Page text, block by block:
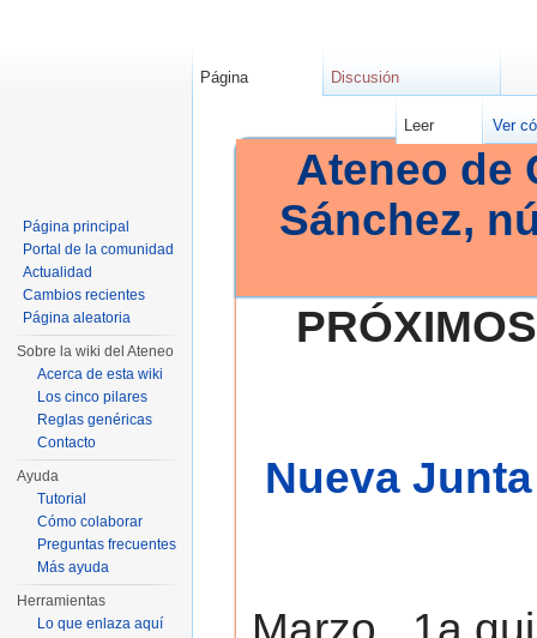
Ateneo de
Sánchez,
Nueva
Página Discusión
Leer Ver
Página principal
Portal de la comunidad
Actualidad
Cambios recientes
Página aleatoria
Sobre la wiki del Ateneo
Acerca de esta wiki
Los cinco pilares
Reglas genéricas
Contacto
Ayuda
Tutorial
Cómo colaborar
Preguntas frecuentes
Más ayuda
Herramientas
Lo que enlaza aquí